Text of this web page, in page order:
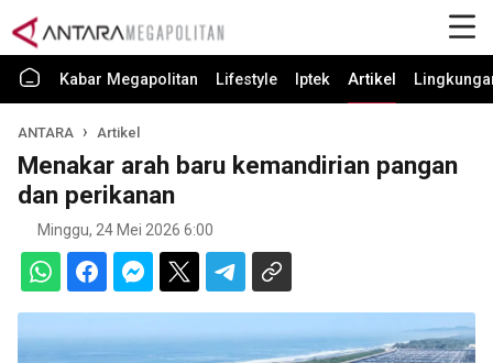
Kabar Megapolitan Lifestyle Iptek Artikel
ANTARA Artikel
Menakar arah baru kemandirian pangan
dan perikanan
Minggu, 24 Mei 2026 6:00